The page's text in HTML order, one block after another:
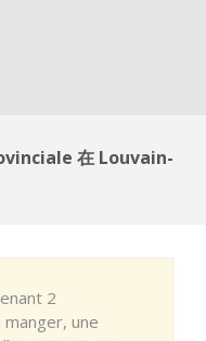
在 Louvain-
2
manger, une